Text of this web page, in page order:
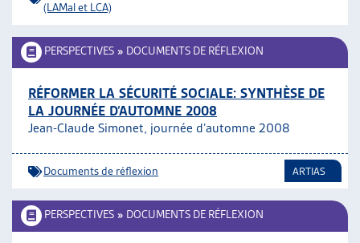
(LAMal et LCA)
PERSPECTIVES » DOCUMENTS DE RÉFLEXION
RÉFORMER LA SÉCURITÉ SOCIALE: SYNTHÈSE DE
LA JOURNÉE D’AUTOMNE 2008
Jean-Claude Simonet, journée d’automne 2008
Documents de réflexion ARTIAS
PERSPECTIVES » DOCUMENTS DE RÉFLEXION